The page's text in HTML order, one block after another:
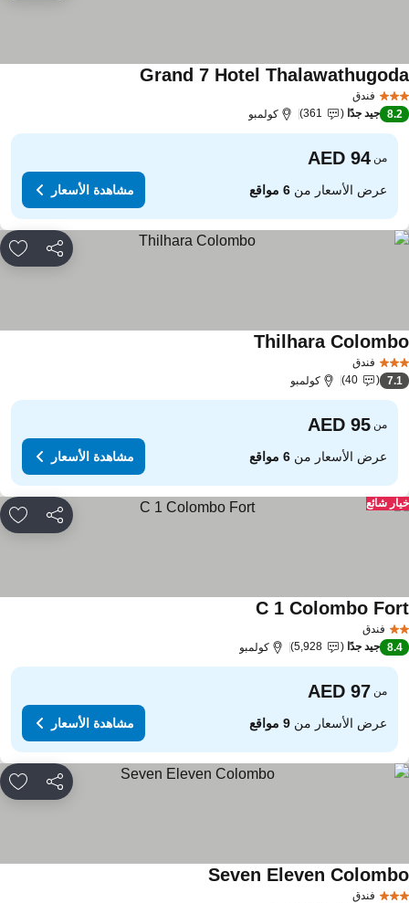
فندق
Grand 7 Hotelمشاهدة الأسعار
8.2 جيد جدًا 361 كولمبو
من
عرض الأسعار من6 مواقع مشاهدة الأسعار
مشاركة
فندق
Thilharaمشاهدة الأسعار
7.1
40 كولمبو
من
عرض الأسعار من6 مواقع مشاهدة الأسعار
مشاركة
شائع
فندق
C 1 Colomboمشاهدة الأسعار
8.4 جيد جدًا 5,928 كولمبو
من
عرض الأسعار من9 مواقع مشاهدة الأسعار
مشاركة
فندق
Seven Elevenمشاهدة الأسعار